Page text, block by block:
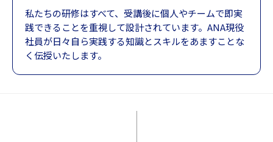
私たちの研修はすべて、受講後に個人やチームで即実
践できることを重視して設計されています。ANA現役
社員が日々自ら実践する知識とスキルをあますことな
く伝授いたします。